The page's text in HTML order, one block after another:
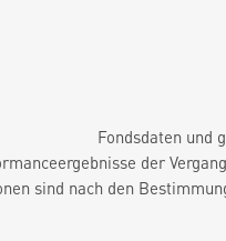
Fondsdaten und
der
sind nach den